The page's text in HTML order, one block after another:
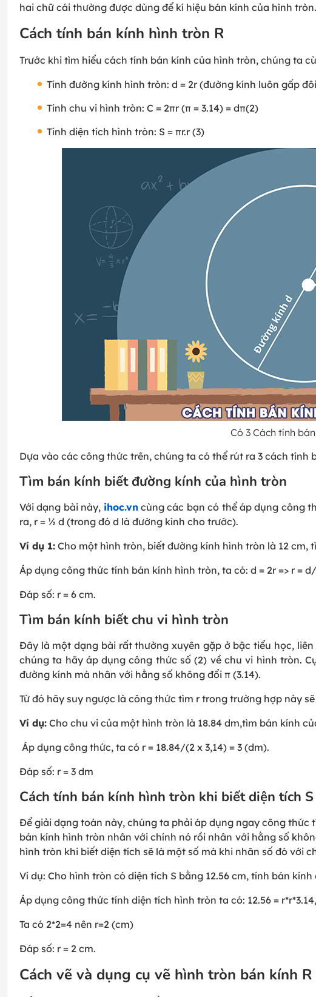
hai chữ cái thường được dùng để kí hiệu bán kính của hình tròn.
Cách tính bán kính hình tròn R
Trước khi tìm hiểu cách tính bán kính của hình tròn, chúng ta
Tính đường kính hình tròn: d = 2r (đường kính luôn gấp
Tính chu vi hình tròn: C = 2πr (π = 3.14) = dπ(2)
Tính diện tích hình tròn: S = πr.r (3)
Có 3 Cách tính
Dựa vào các công thức trên, chúng ta có thể rút ra 3 cách tính
Tìm bán kính biết đường kính của hình tròn
Với dạng bài này, ihoc.vncùng các bạn có thể áp dụng công
ra, r = ½ d (trong đó d là đường kính cho trước).
Ví dụ 1: Cho một hình tròn, biết đường kính hình tròn là 12 cm,
Áp dụng công thức tính bán kính hình tròn, ta có: d = 2r => r =
Đáp số: r = 6 cm.
Tìm bán kính biết chu vi hình tròn
Đây là một dạng bài rất thường xuyên gặp ở bậc tiểu học,
chúng ta hãy áp dụng công thức số (2) về chu vi hình tròn.
đường kính mà nhân với hằng số không đổi π (3.14).
Từ đó hãy suy ngược là công thức tìm r trong trường hợp này
Ví dụ: Cho chu vi của một hình tròn là 18.84 dm,tìm bán kính
Áp dụng công thức, ta có r = 18.84/(2 x 3,14) = 3 (dm).
Đáp số: r = 3 dm
Cách tính bán kính hình tròn khi biết diện tích S
Để giải dạng toán này, chúng ta phải áp dụng ngay công thức
bán kính hình tròn nhân với chính nó rồi nhân với hằng số
hình tròn khi biết diện tích sẽ là một số mà khi nhân số đó với
Ví dụ: Cho hình tròn có diện tích S bằng 12.56 cm, tính bán
Áp dụng công thức tính diện tích hình tròn ta có: 12.56 =
Ta có 2*2=4 nên r=2 (cm)
Đáp số: r = 2 cm.
Cách vẽ và dụng cụ vẽ hình tròn bán kính R